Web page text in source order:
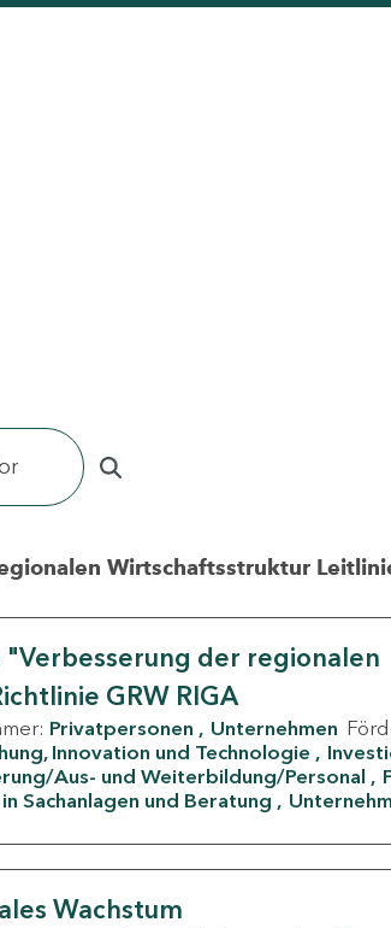
Wirtschaftsstruktur
der regionalen
GRW RIGA
Privatpersonen Unternehmen
Innovation und Technologie
Aus- und Weiterbildung/Personal
Sachanlagen und Beratung
Wachstum